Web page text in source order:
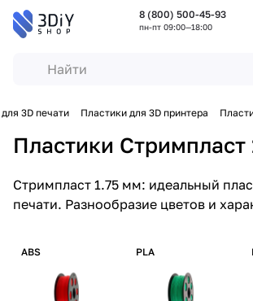
8 (800) 500-45-93
пн-пт 09:00—18:00
3D печати Пластики для 3D принтера
Пластики Стримпласт
Стримпласт 1.75 мм: идеальный
печати. Разнообразие цветов и
ABS PLA